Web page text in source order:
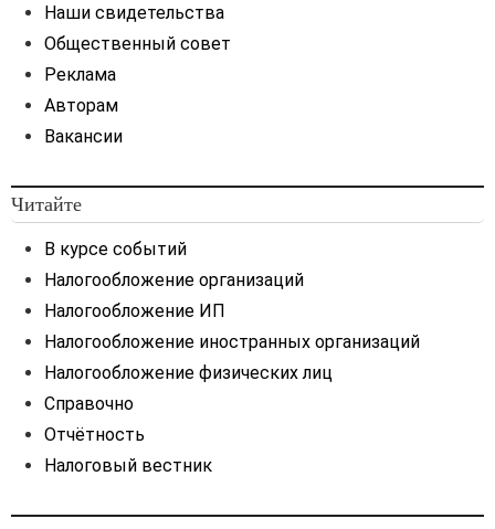
Наши свидетельства
Общественный совет
Реклама
Авторам
Вакансии
Читайте
В курсе событий
Налогообложение организаций
Налогообложение ИП
Налогообложение иностранных организаций
Налогообложение физических лиц
Справочно
Отчётность
Налоговый вестник